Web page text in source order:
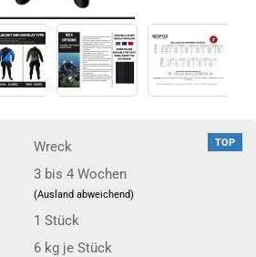
TOP
Wreck
3 bis 4 Wochen
(Ausland abweichend)
1Stück
6 kg je Stück